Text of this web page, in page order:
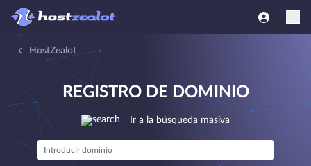
HostZealot
REGISTRO DE DOMINIO
Ir a la búsqueda masiva